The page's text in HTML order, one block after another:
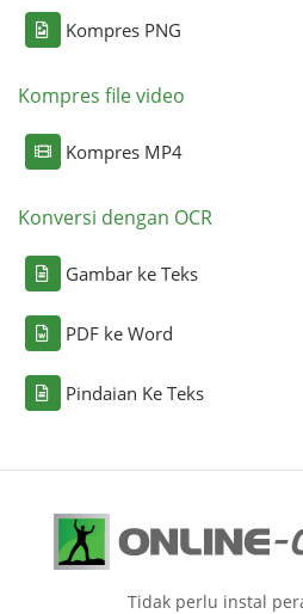
Kompres PNG
Kompres file video
Kompres MP4
Konversi dengan OCR
Gambar ke Teks
PDF ke Word
Pindaian Ke Teks
Tidak perlu instal